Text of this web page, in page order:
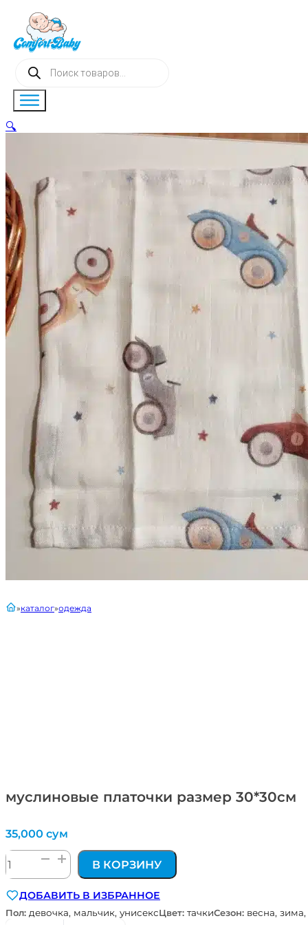
Поиск
товаров
муслиновые платочки размер 30*30см
главнаякаталог одежда
35,000 сум
Количество
товара
платочки
размер
В КОРЗИНУ
ДОБАВИТЬ В ИЗБРАННОЕ
Пол: девочка, мальчик, унисексЦвет: тачкиСезон: весна,
🔍